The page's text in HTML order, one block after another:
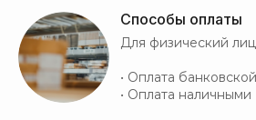
Способы оплаты
Для физический лиц
• Оплата
• Оплата наличными